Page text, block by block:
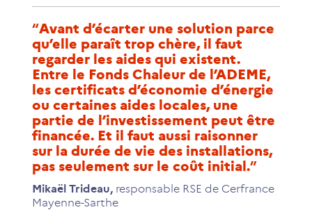
Avant d’écarter une solution parce
qu’elle paraît trop chère, il faut
regarder les aides qui existent.
Entre le Fonds Chaleur de l’ADEME,
les certificats d’économie d’énergie
ou certaines aides locales, une
partie de l’investissement peut être
financée. Et il faut aussi raisonner
sur la durée de vie des installations,
pas seulement sur le coût initial.
Mikaël Trideau, responsable RSE de Cerfrance
Mayenne-Sarthe